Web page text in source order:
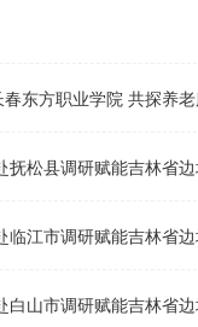
东方职业学院 共探养
松县调研赋能吉林省边
江市调研赋能吉林省边
山市调研赋能吉林省边